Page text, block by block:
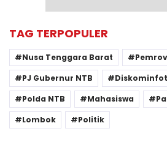
TAG TERPOPULER
Nusa Tenggara Barat
PJ Gubernur NTB
Polda NTB
Mahasiswa
Lombok
Politik